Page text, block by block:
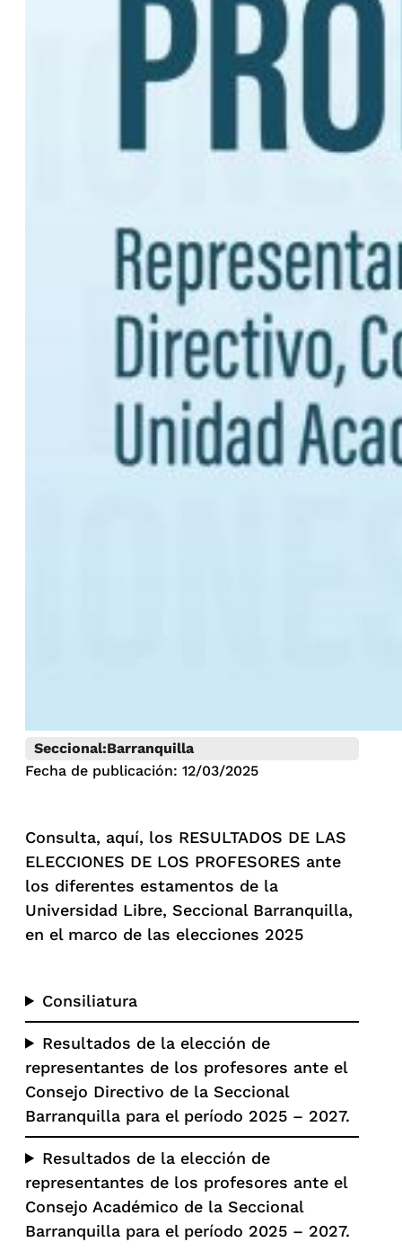
Seccional:Barranquilla
Fecha de publicación: 12/03/2025
Consulta, aquí, los RESULTADOS DE LAS
ELECCIONES DE LOS PROFESORES ante
los diferentes estamentos de la
Universidad Libre, Seccional Barranquilla,
en el marco de las elecciones 2025
Consiliatura
Resultados de la elección de
representantes de los profesores ante el
Consejo Directivo de la Seccional
Barranquilla para el período 2025 – 2027.
Resultados de la elección de
representantes de los profesores ante el
Consejo Académico de la Seccional
Barranquilla para el período 2025 – 2027.